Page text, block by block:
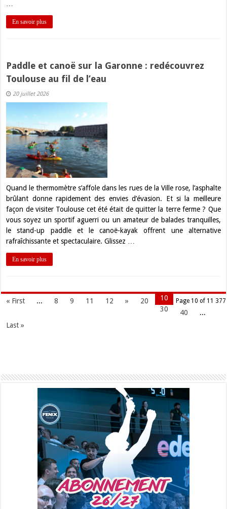
En savoir plus
Paddle et canoë sur la Garonne : redécouvrez
Toulouse au fil de l’eau
20 juillet 2026
Quand le thermomètre s’affole dans les rues de la Ville rose, l’asphalte
brûlant donne rapidement des envies d’évasion. Et si la meilleure
façon de visiter Toulouse cet été était de quitter la terre ferme ? Que
vous soyez un sportif aguerri ou un amateur de balades tranquilles,
le stand-up paddle et le canoë-kayak offrent une alternative
rafraîchissante et spectaculaire. Glissez …
En savoir plus
Page 10 of 11 377
« First ... 8 9 10
11 12 »
20
30
40
...
Last »